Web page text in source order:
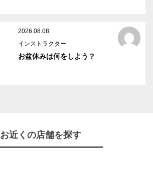
2026.08.08
インストラクター
お盆休みは何をしよう？
お近くの店舗を探す